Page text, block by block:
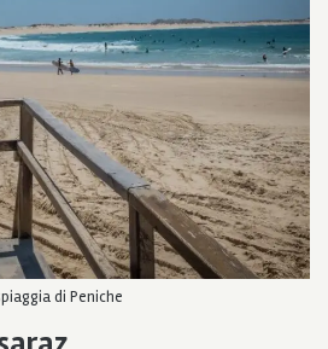
di Peniche